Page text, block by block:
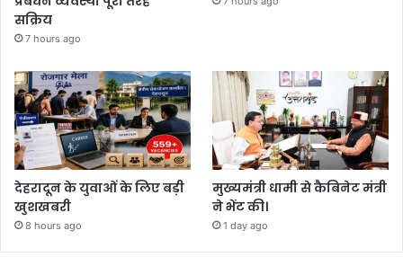
सक्रिय
7 hours ago
देहरादून के युवाओं के लिए बड़ी
खुशखबरी
8 hours ago
मुख्यमंत्री धामी से कैबिनेट मंत्री
ने भेंट की।
1 day ago